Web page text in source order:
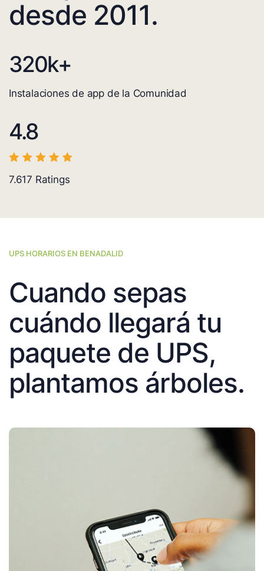
desde 2011.
320k+
Instalaciones de app de la Comunidad
4.8
7.617 Ratings
UPS HORARIOS EN BENADALID
Cuando sepas
cuándo llegará tu
paquete de UPS,
plantamos árboles.